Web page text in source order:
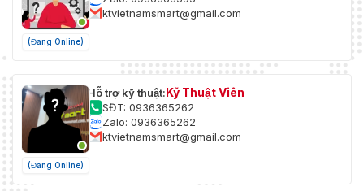
(Đang Online)
ktvietnamsmart@gmail.com
(Đang Online)
Hỗ trợ kỹ thuật:Kỹ Thuật Viên
SĐT: 0936365262
Zalo: 0936365262
ktvietnamsmart@gmail.com